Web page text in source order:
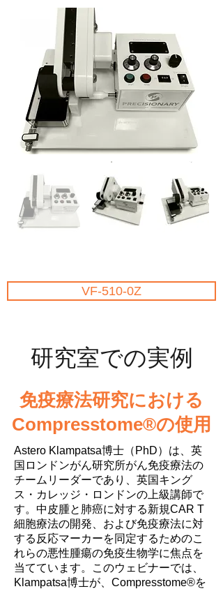
VF-510-0Z
研究室での実例
免疫療法研究における
Compresstome®の使用
Astero Klampatsa博士（PhD）は、英
国ロンドンがん研究所がん免疫療法の
チームリーダーであり、英国キング
ス・カレッジ・ロンドンの上級講師で
す。中皮腫と肺癌に対する新規CAR T
細胞療法の開発、および免疫療法に対
する反応マーカーを同定するためのこ
れらの悪性腫瘍の免疫生物学に焦点を
当てています。このウェビナーでは、
Klampatsa博士が、Compresstome®を